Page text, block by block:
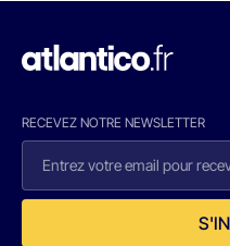
RECEVEZ NOTRE NEWSLETTER